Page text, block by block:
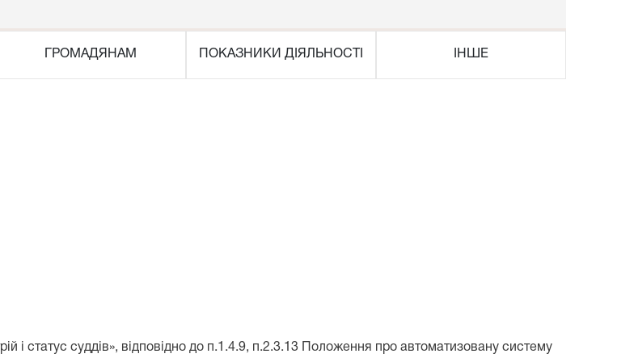
ГРОМАДЯНАМ ПОКАЗНИКИ ДІЯЛЬНОСТІ ІНШЕ
і статус суддів», відповідно до п.1.4.9, п.2.3.13 Положення про автоматизовану систему